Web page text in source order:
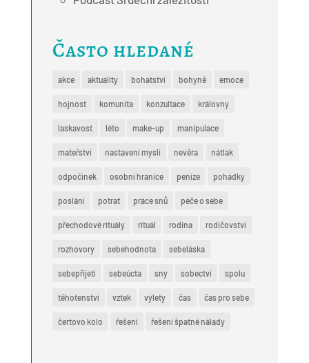
Často hledané
akce aktuality bohatství bohyně emoce
hojnost komunita konzultace královny
laskavost léto make-up manipulace
mateřství nastavení mysli nevěra nátlak
odpočinek osobní hranice peníze pohádky
poslání potrat práce snů péče o sebe
přechodové rituály rituál rodina rodičovství
rozhovory sebehodnota sebeláska
sebepřijetí sebeúcta sny sobectví spolu
těhotenství vztek výlety čas čas pro sebe
čertovo kolo řešení řešení špatné nálady